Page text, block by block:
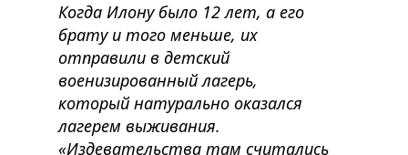
Когда Илону было 12 лет, а его
брату и того меньше, их
отправили в детский
военизированный лагерь,
который натурально оказался
лагерем выживания.
«Издевательства там считались